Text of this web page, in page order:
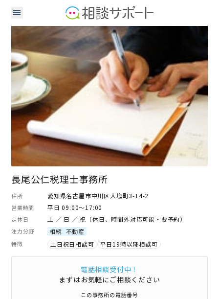
長尾公仁税理士事務所
住所 愛知県名古屋市中川区大塩町3-14-2
営業時間 平日 09:00～17:00
定休日 土 ／ 日 ／ 祝（休日、時間外対応可能・要予約）
注力分野 相続 不動産
特徴 土日祝日相談可 平日19時以降相談可
電話相談受付中！
まずはお気軽にご相談ください
この事務所の電話番号